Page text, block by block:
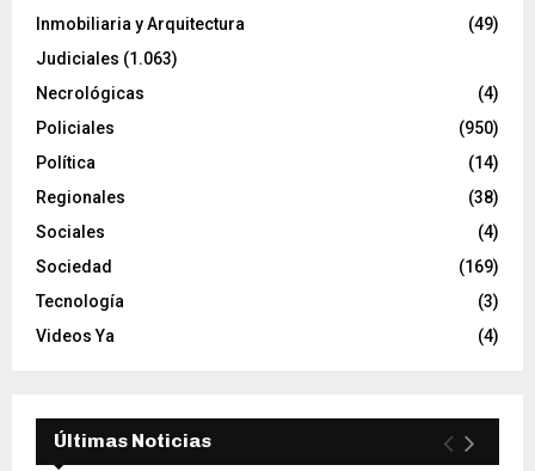
Inmobiliaria y Arquitectura
(49)
Judiciales (1.063)
Necrológicas
(4)
Policiales
(950)
Política
(14)
Regionales
(38)
Sociales
(4)
Sociedad
(169)
Tecnología
(3)
Videos Ya
(4)
Últimas Noticias